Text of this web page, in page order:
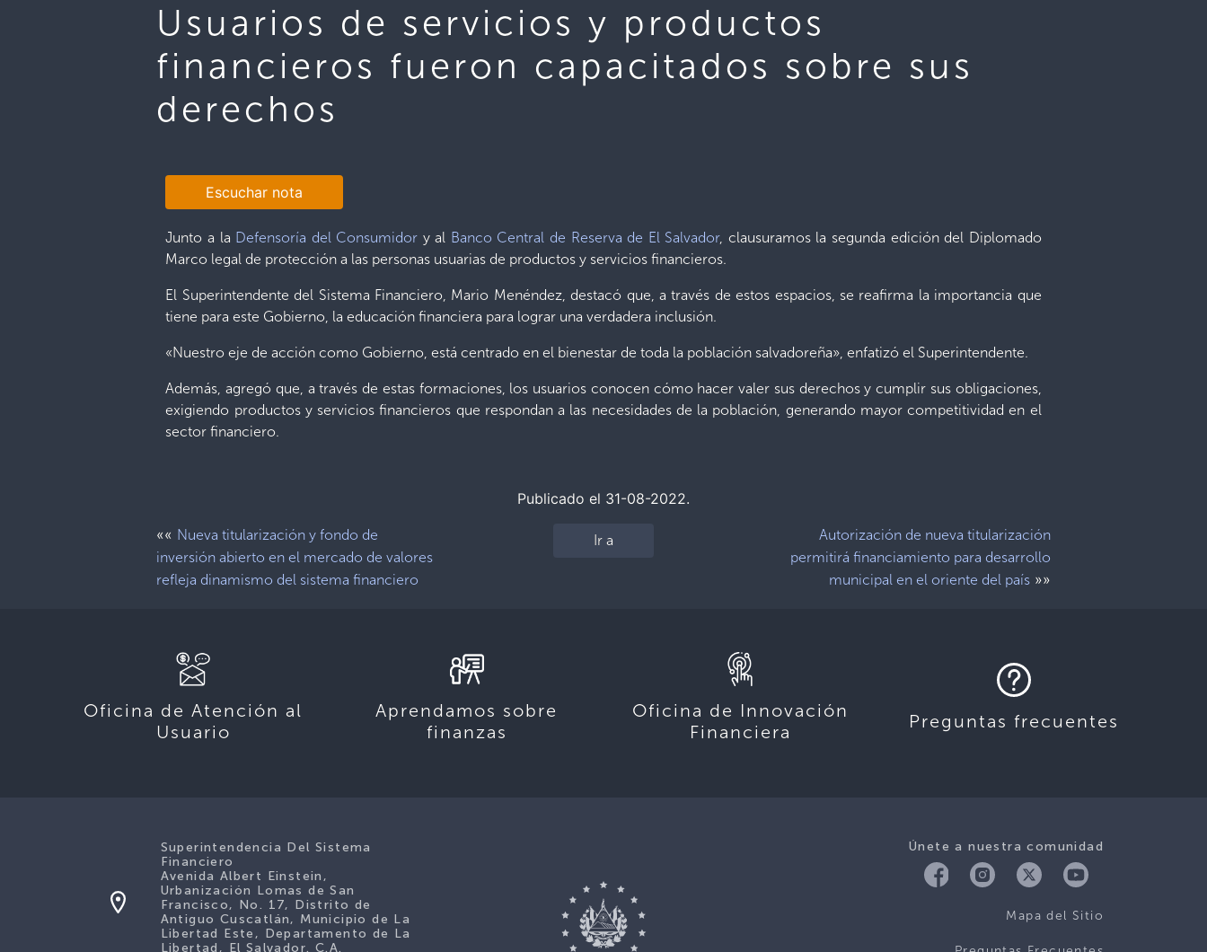
Usuarios de servicios y productos
financieros fueron capacitados sobre sus
derechos
Escuchar nota
Junto a la Defensoría del Consumidor y al Banco Central de Reserva de El Salvador, clausuramos la segunda edición del Diplomado
Marco legal de protección a las personas usuarias de productos y servicios financieros.
El Superintendente del Sistema Financiero, Mario Menéndez, destacó que, a través de estos espacios, se reafirma la importancia que
tiene para este Gobierno, la educación financiera para lograr una verdadera inclusión.
«Nuestro eje de acción como Gobierno, está centrado en el bienestar de toda la población salvadoreña», enfatizó el Superintendente.
Además, agregó que, a través de estas formaciones, los usuarios conocen cómo hacer valer sus derechos y cumplir sus obligaciones,
exigiendo productos y servicios financieros que respondan a las necesidades de la población, generando mayor competitividad en el
sector financiero.
Publicado el 31-08-2022.
«« Nueva titularización y fondo de
inversión abierto en el mercado de valores
refleja dinamismo del sistema financiero
Ir a
Autorización de nueva titularización
permitirá financiamiento para desarrollo
municipal en el oriente del país»»
Oficina de Atención al
Usuario
Aprendamos sobre
finanzas
Oficina de Innovación
Financiera
Preguntas frecuentes
Únete a nuestra comunidad
Mapa del Sitio
Superintendencia Del Sistema
Financiero
Avenida Albert Einstein,
Urbanización Lomas de San
Francisco, No. 17, Distrito de
Antiguo Cuscatlán, Municipio de La
Libertad Este, Departamento de La
Libertad, El Salvador. C.A.